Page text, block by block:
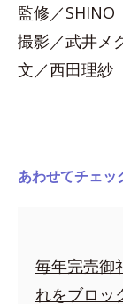
監修／SHINO
撮影／武井メ
文／西田理紗
あわせてチェッ
毎年完売御
れをブロッ